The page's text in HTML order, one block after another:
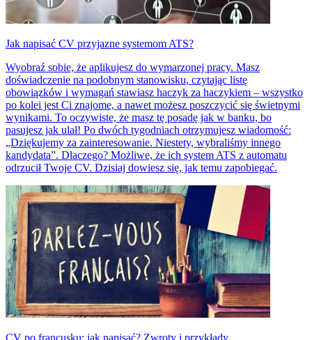
Jak napisać CV przyjazne systemom ATS?
Wyobraź sobie, że aplikujesz do wymarzonej pracy. Masz
doświadczenie na podobnym stanowisku, czytając listę
obowiązków i wymagań stawiasz haczyk za haczykiem – wszystko
po kolei jest Ci znajome, a nawet możesz poszczycić się świetnymi
wynikami. To oczywiste, że masz tę posadę jak w banku, bo
pasujesz jak ulał! Po dwóch tygodniach otrzymujesz wiadomość:
„Dziękujemy za zainteresowanie. Niestety, wybraliśmy innego
kandydata”. Dlaczego? Możliwe, że ich system ATS z automatu
odrzucił Twoje CV. Dzisiaj dowiesz się, jak temu zapobiegać.